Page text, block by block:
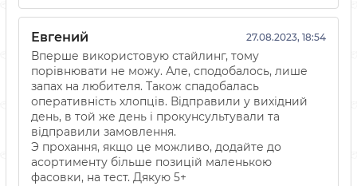
Евгений 27.08.2023, 18:54
Вперше використовую стайлинг, тому
порівнювати не можу. Але, сподобалось, лише
запах на любителя. Також спадобалась
оперативнiсть хлопцiв. Вiдправили у вихiдний
день, в той же день i прокунсультували та
вiдправили замовлення.
Э прохання, якщо це можливо, додайте до
асортименту бiльше позицiй маленькою
фасовки, на тест. Дякую 5+